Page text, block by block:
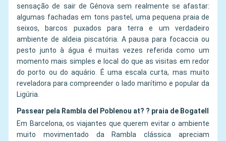
sensação de sair de Génova sem realmente se afastar:
algumas fachadas em tons pastel, uma pequena praia de
seixos, barcos puxados para terra e um verdadeiro
ambiente de aldeia piscatória. A pausa para focaccia ou
pesto junto à água é muitas vezes referida como um
momento mais simples e local do que as visitas em redor
do porto ou do aquário. É uma escala curta, mas muito
reveladora para compreender o lado marítimo e popular da
Ligúria.
Passear pela Rambla del Poblenou at? ? praia de Bogatell
Em Barcelona, os viajantes que querem evitar o ambiente
muito movimentado da Rambla clássica apreciam